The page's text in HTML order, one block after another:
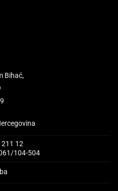
Bihać,
211 12
104-504